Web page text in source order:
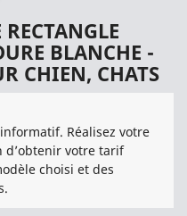
BLANCHE -
CHIEN, CHATS
Réalisez votre
votre tarif
choisi et des